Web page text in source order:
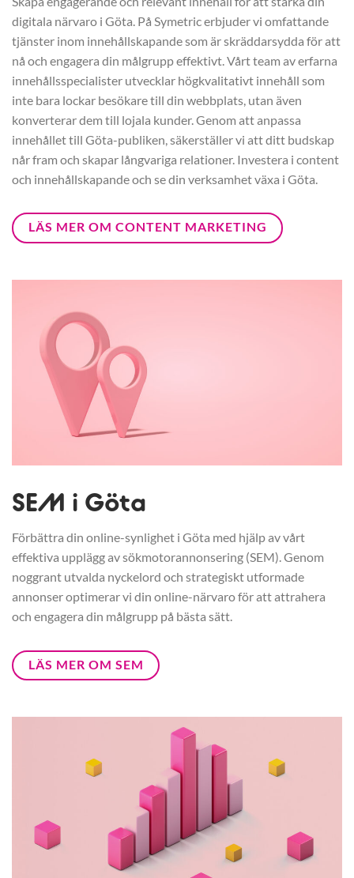
digitala närvaro i Göta. På Symetric erbjuder vi omfattande
tjänster inom innehållskapande som är skräddarsydda för att
nå och engagera din målgrupp effektivt. Vårt team av erfarna
innehållsspecialister utvecklar högkvalitativt innehåll som
inte bara lockar besökare till din webbplats, utan även
konverterar dem till lojala kunder. Genom att anpassa
innehållet till Göta-publiken, säkerställer vi att ditt budskap
når fram och skapar långvariga relationer. Investera i content
och innehållskapande och se din verksamhet växa i Göta.
LÄS MER OM CONTENT MARKETING
SEM i Göta
Förbättra din online-synlighet i Göta med hjälp av vårt
effektiva upplägg av sökmotorannonsering (SEM). Genom
noggrant utvalda nyckelord och strategiskt utformade
annonser optimerar vi din online-närvaro för att attrahera
och engagera din målgrupp på bästa sätt.
LÄS MER OM SEM